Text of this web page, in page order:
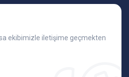
ekibimizle iletişime geçmekten